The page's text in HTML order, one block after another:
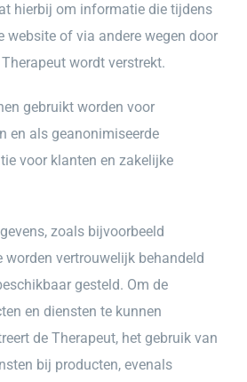
hierbij om informatie die tijdens
website of via andere wegen door
wordt verstrekt.
gebruikt worden voor
en als geanonimiseerde
voor klanten en zakelijke
zoals bijvoorbeeld
vertrouwelijk behandeld
gesteld. Om de
en diensten te kunnen
de Therapeut, het gebruik van
bij producten, evenals